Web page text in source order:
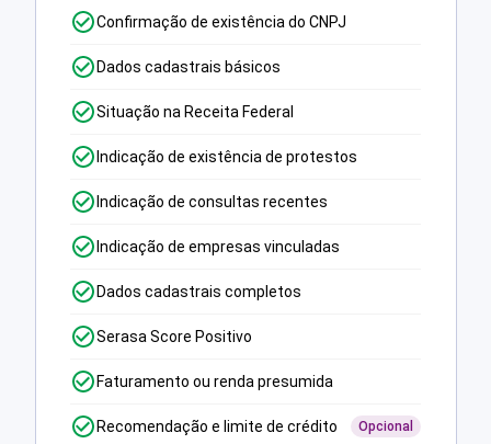
Confirmação de existência do CNPJ
Dados cadastrais básicos
Situação na Receita Federal
Indicação de existência de protestos
Indicação de consultas recentes
Indicação de empresas vinculadas
Dados cadastrais completos
Serasa Score Positivo
Faturamento ou renda presumida
Recomendação e limite de crédito Opcional